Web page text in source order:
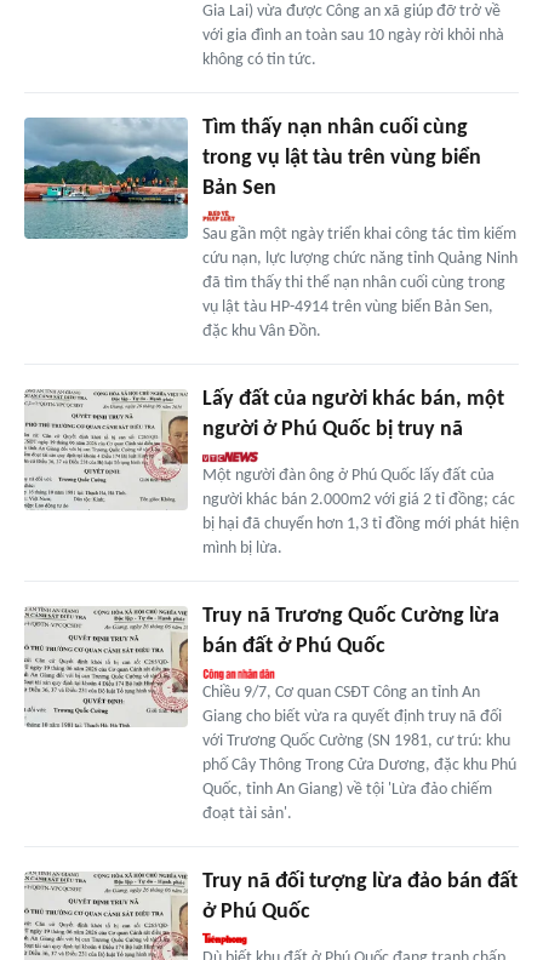
Gia Lai) vừa được Công an xã giúp đỡ trở về
với gia đình an toàn sau 10 ngày rời khỏi nhà
không có tin tức.
Tìm thấy nạn nhân cuối cùng
trong vụ lật tàu trên vùng biển
Bản Sen
Sau gần một ngày triển khai công tác tìm kiếm
cứu nạn, lực lượng chức năng tỉnh Quảng Ninh
đã tìm thấy thi thể nạn nhân cuối cùng trong
vụ lật tàu HP-4914 trên vùng biển Bản Sen,
đặc khu Vân Đồn.
Lấy đất của người khác bán, một
người ở Phú Quốc bị truy nã
Một người đàn ông ở Phú Quốc lấy đất của
người khác bán 2.000m2 với giá 2 tỉ đồng; các
bị hại đã chuyển hơn 1,3 tỉ đồng mới phát hiện
mình bị lừa.
Truy nã Trương Quốc Cường lừa
bán đất ở Phú Quốc
Chiều 9/7, Cơ quan CSĐT Công an tỉnh An
Giang cho biết vừa ra quyết định truy nã đối
với Trương Quốc Cường (SN 1981, cư trú: khu
phố Cây Thông Trong Cửa Dương, đặc khu Phú
Quốc, tỉnh An Giang) về tội 'Lừa đảo chiếm
đoạt tài sản'.
Truy nã đối tượng lừa đảo bán đất
ở Phú Quốc